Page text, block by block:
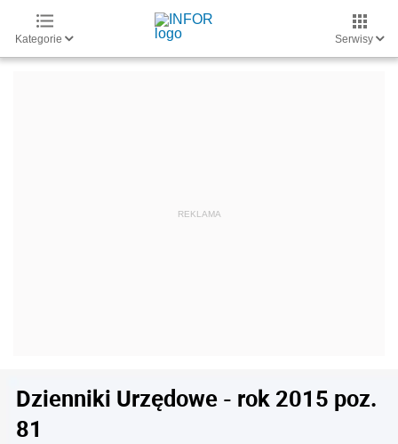
Kategorie Serwisy
Dzienniki Urzędowe - rok 2015 poz.
81